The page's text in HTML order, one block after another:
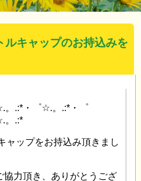
キャップのお持込みを
.:*・゜☆.。.:*・゜
。.:*
ップをお持込み頂きまし
力頂き、ありがとうござ